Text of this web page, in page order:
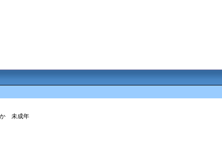
か 未成年